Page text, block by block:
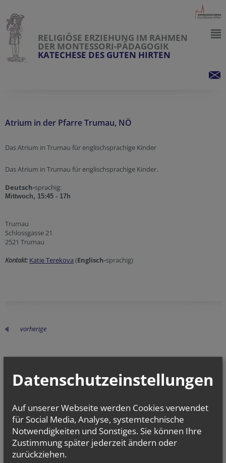
RELIGIÖSE ERZIEHUNG IM RAHMEN
DER MONTESSORI-PÄDAGOGIK
KATECHESE DES GUTEN HIRTEN
Atrium in der Pfarre Trumau, NÖ
Das Atrium in Trumau für englischsprachige Kinder
Das Atrium in Trumau für englischsprachige Kinder.
Deutsch-sprachig:
Mittwoch, 15:45 - 17h
Trumau
Schlossgasse 21
2521 Trumau
Kontakt: Katie Terekova (Englisch-sprachig)
vorherige
Kurse
Kursangebote für Erwachsene
Kontakte
Datenschutzeinstellungen
Auf unserer Webseite werden Cookies verwendet
für Social Media, Analyse, systemtechnische
Notwendigkeiten und Sonstiges. Sie können Ihre
Zustimmung später jederzeit ändern oder
zurückziehen.